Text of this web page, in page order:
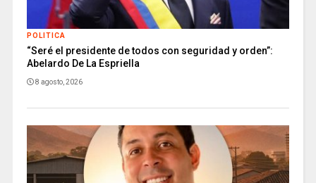
POLITICA
“Seré el presidente de todos con seguridad y orden”:
Abelardo De La Espriella
8 agosto, 2026